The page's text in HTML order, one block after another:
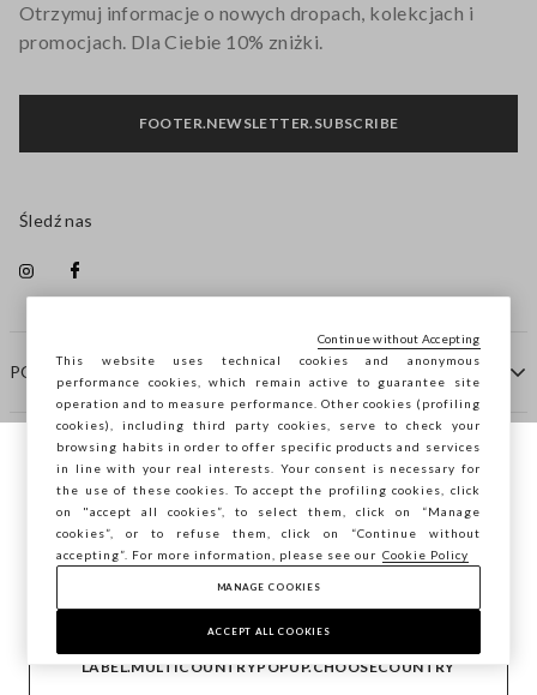
POMOC
FIRMA
KONTAKTY
Otrzymuj informacje o nowych dropach, kolekcjach i
promocjach. Dla Ciebie 10% zniżki.
FOOTER.NEWSLETTER.SUBSCRIBE
Śledź nas
Copyright © Ovs S.p.A. P.Iva 04240010274 - Cap. Soc.
290.923.470 -2.4.0
Przeglądasz STEFANEL Italia, chcesz
zapisać swoją lokalizację?
POTWIERDŹ
LABEL.MULTICOUNTRYPOPUP.CHOOSECOUNTRY
footer.item.country Polska
This website uses technical cookies and anonymous
performance cookies, which remain active to guarantee site
operation and to measure performance. Other cookies (profiling
cookies), including third party cookies, serve to check your
browsing habits in order to offer specific products and services
in line with your real interests. Your consent is necessary for
the use of these cookies. To accept the profiling cookies, click
on "accept all cookies”, to select them, click on “Manage
cookies”, or to refuse them, click on “Continue without
accepting”. For more information, please see our Cookie Policy
MANAGE COOKIES
ACCEPT ALL COOKIES
Continue without Accepting